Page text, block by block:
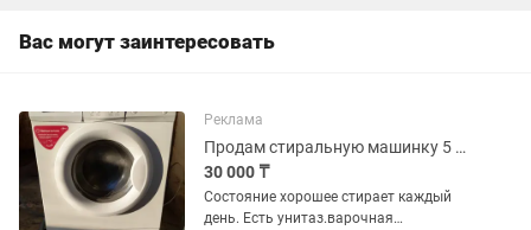
Вас могут заинтересовать
Реклама
Продам стиральную машинку 5 кг. И газовая плита GRETA. В рабочем состоянии.
30 000 ₸
Состояние хорошее стирает каждый
день. Есть унитаз.варочная